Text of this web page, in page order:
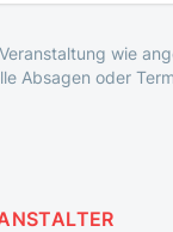
wie
Absagen oder